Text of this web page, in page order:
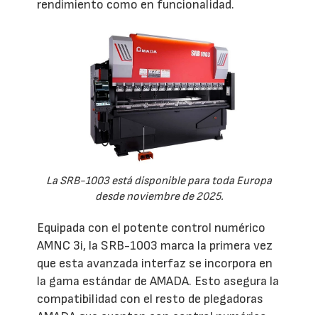
rendimiento como en funcionalidad.
La SRB-1003 está disponible para toda Europa
desde noviembre de 2025.
Equipada con el potente control numérico
AMNC 3i, la SRB-1003 marca la primera vez
que esta avanzada interfaz se incorpora en
la gama estándar de AMADA. Esto asegura la
compatibilidad con el resto de plegadoras